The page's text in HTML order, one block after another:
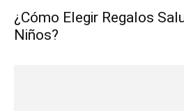
¿Cómo Elegir Regalos
Niños?